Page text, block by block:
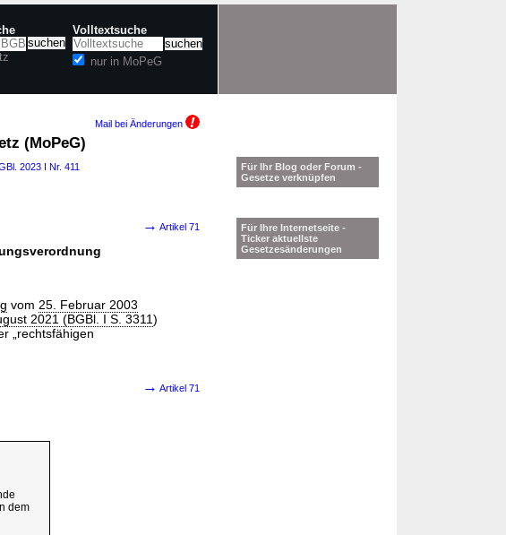
Volltextsuche
nur in MoPeG
Mail bei Änderungen
(MoPeG)
2023 I Nr. 411
→ Artikel 71
vom 25. Februar 2003
2021 (BGBl. I S. 3311)
„rechtsfähigen
→ Artikel 71
dem
Für Ihr Blog oder Forum -
Gesetze verknüpfen
Für Ihre Internetseite -
Ticker aktuellste
Gesetzesänderungen